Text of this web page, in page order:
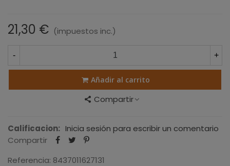
21,30 € (impuestos inc.)
- +
Añadir al carrito
Compartir
Calificacion: Inicia sesión para escribir un comentario
Compartir
Referencia: 8437011627131